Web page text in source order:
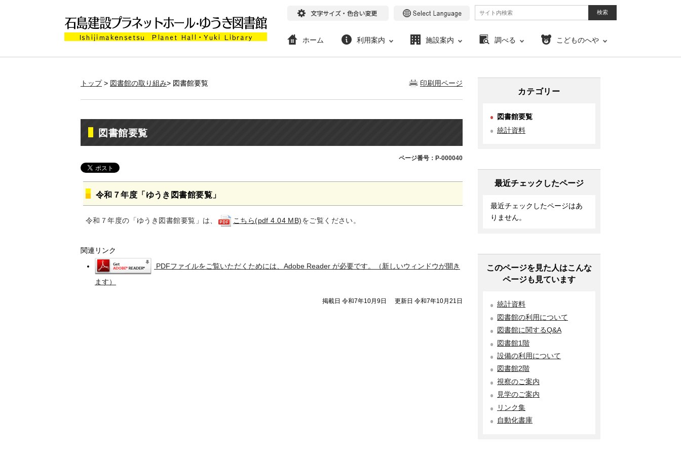
ホーム 利用案内 施設案内 調べる こどものへや
印刷用ページ
トップ> 図書館の取り組み> 図書館要覧
図書館要覧
ページ番号：P-000040
令和７年度「ゆうき図書館要覧」
令和７年度の「ゆうき図書館要覧」は、 こちら(pdf 4.04 MB)をご覧ください。
関連リンク
PDFファイルをご覧いただくためには、Adobe Reader が必要です。（新しいウィンドウが開き
ます）
掲載日 令和7年10月9日 更新日 令和7年10月21日
カテゴリー
図書館要覧
統計資料
最近チェックしたページ
最近チェックしたページはあ
りません。
このページを見た人はこんな
ページも見ています
統計資料
図書館の利用について
図書館に関するQ&A
図書館1階
設備の利用について
図書館2階
視察のご案内
見学のご案内
リンク集
自動化書庫